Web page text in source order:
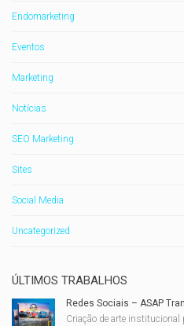
Endomarketing
Eventos
Marketing
Notícias
SEO Marketing
Sites
Social Media
Uncategorized
ÚLTIMOS TRABALHOS
Redes Sociais – ASAP
Criação de arte institucional